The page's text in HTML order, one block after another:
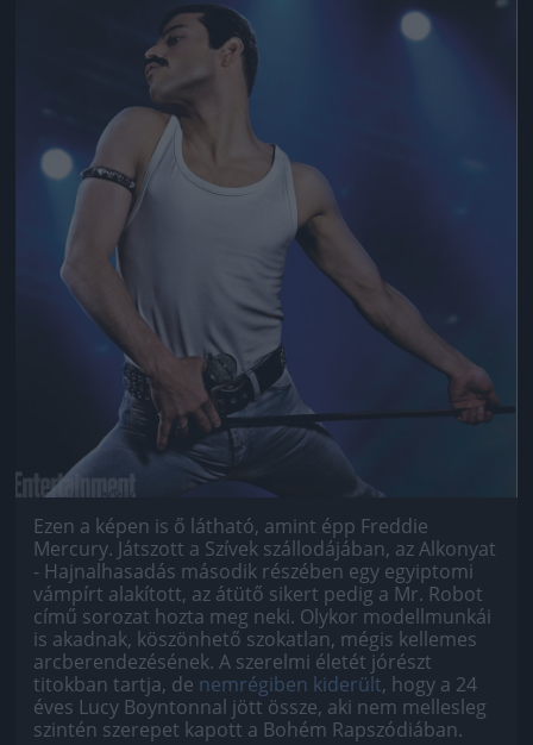
Jön még kép!
Ezen a képen is ő látható, amint épp Freddie
Mercury. Játszott a Szívek szállodájában, az Alkonyat
- Hajnalhasadás második részében egy egyiptomi
vámpírt alakított, az átütő sikert pedig a Mr. Robot
című sorozat hozta meg neki. Olykor modellmunkái
is akadnak, köszönhető szokatlan, mégis kellemes
arcberendezésének. A szerelmi életét jórészt
titokban tartja, de nemrégiben kiderült, hogy a 24
éves Lucy Boyntonnal jött össze, aki nem mellesleg
szintén szerepet kapott a Bohém Rapszódiában.